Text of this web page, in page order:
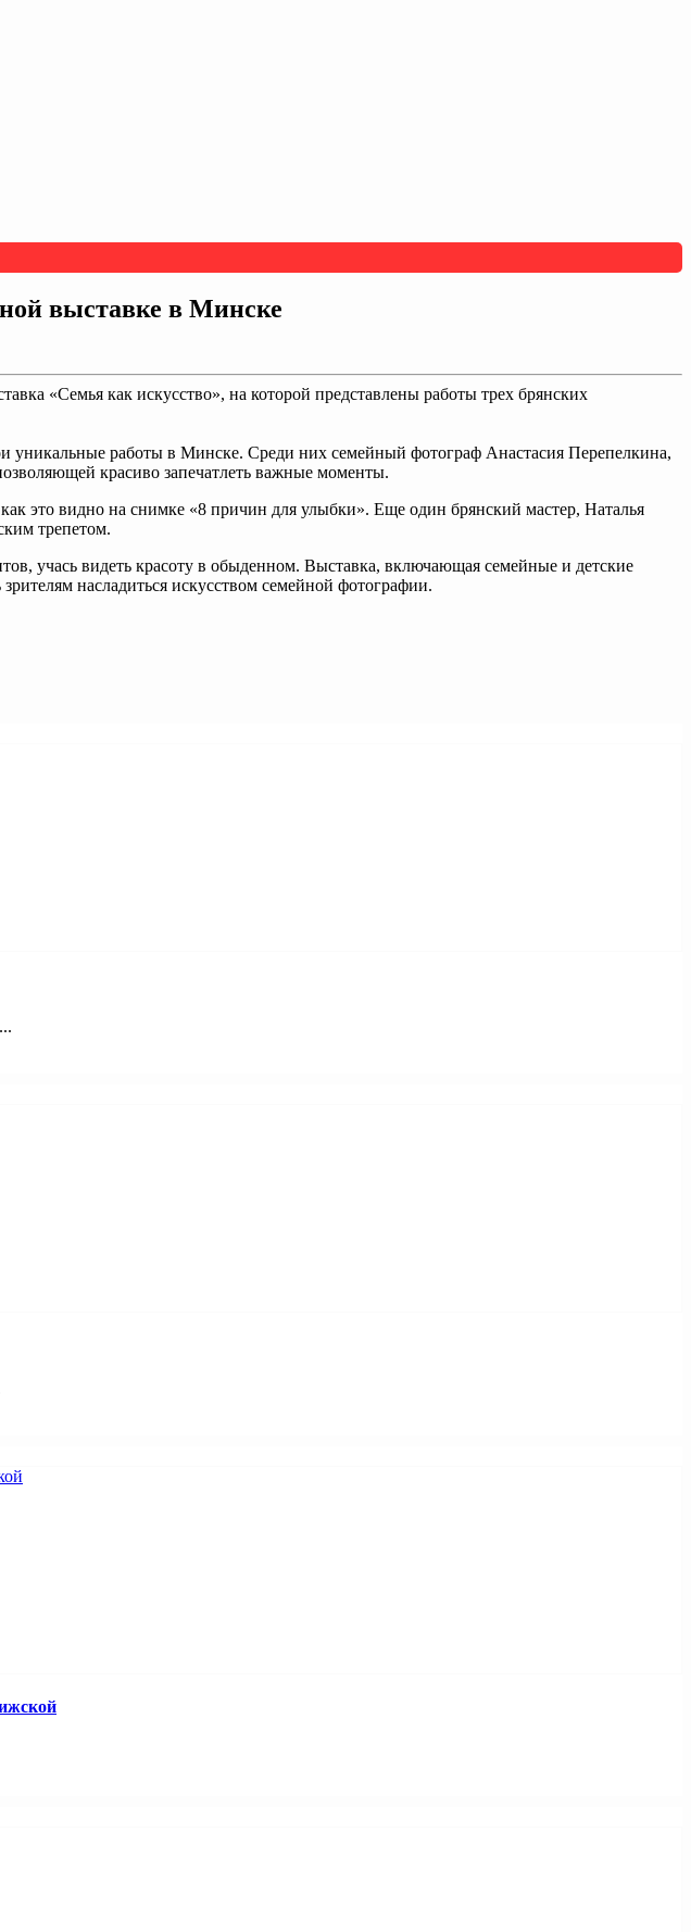
выставке в Минске
«Семья как искусство», на которой представлены работы трех брянских
уникальные работы в Минске. Среди них семейный фотограф Анастасия Перепелкина,
красиво запечатлеть важные моменты.
это видно на снимке «8 причин для улыбки». Еще один брянский мастер, Наталья
трепетом.
учась видеть красоту в обыденном. Выставка, включающая семейные и детские
насладиться искусством семейной фотографии.